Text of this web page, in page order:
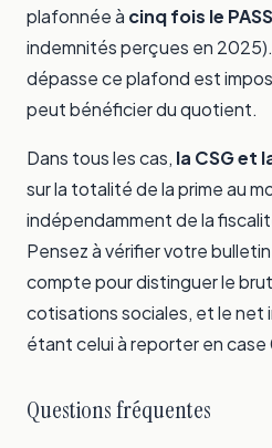
plafonnée à cinq fois le PASS
indemnités perçues en
dépasse ce plafond est
peut bénéficier du quotient.
Dans tous les cas, la CSG et
sur la totalité de la prime au
indépendamment de la
Pensez à vérifier votre
compte pour distinguer le
cotisations sociales, et le net
étant celui à reporter en case
Questions fréquentes